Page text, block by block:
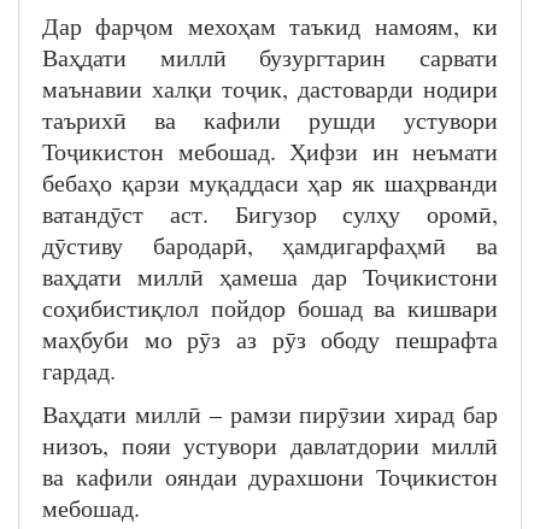
Дар фарҷом мехоҳам таъкид намоям, ки
Ваҳдати миллӣ бузургтарин сарвати
маънавии халқи тоҷик, дастоварди нодири
таърихӣ ва кафили рушди устувори
Тоҷикистон мебошад. Ҳифзи ин неъмати
бебаҳо қарзи муқаддаси ҳар як шаҳрванди
ватандӯст аст. Бигузор сулҳу оромӣ,
дӯстиву бародарӣ, ҳамдигарфаҳмӣ ва
ваҳдати миллӣ ҳамеша дар Тоҷикистони
соҳибистиқлол пойдор бошад ва кишвари
маҳбуби мо рӯз аз рӯз ободу пешрафта
гардад.
Ваҳдати миллӣ – рамзи пирӯзии хирад бар
низоъ, пояи устувори давлатдории миллӣ
ва кафили ояндаи дурахшони Тоҷикистон
мебошад.